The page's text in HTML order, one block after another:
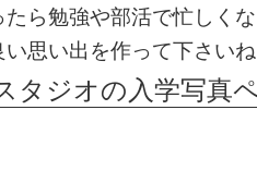
ら勉強や部活で忙しく
思い出を作って下さい
タジオの入学写真